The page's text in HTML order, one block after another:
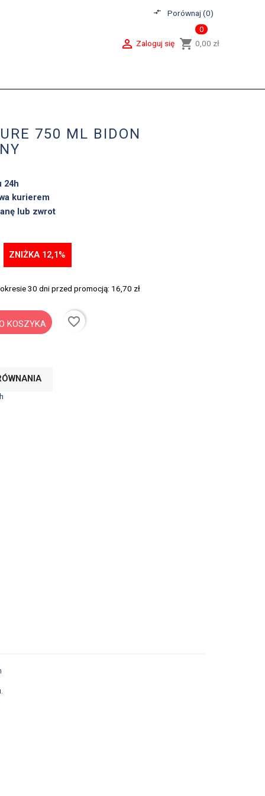
compare_arrows Porównaj (0)
shopping_cart
0
0,00 zł
 Zaloguj się
750 ML BIDON
24h
kurierem
lub zwrot
ZNIŻKA 12,1%
30 dni przed promocją: 16,70 zł
KOSZYKA
favorite_border